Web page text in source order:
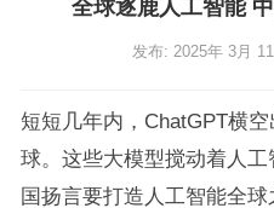
全球逐鹿人工智能
发布: 2025年 3月 11
短短几年内，ChatGPT横
球。这些大模型搅动着人
国扬言要打造人工智能全